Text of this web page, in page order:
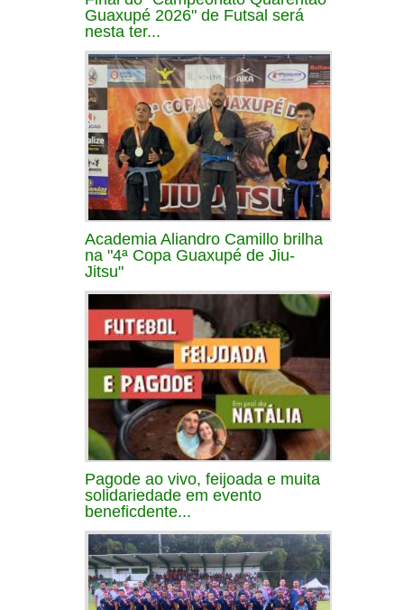
Guaxupé 2026" de Futsal será
nesta ter...
Academia Aliandro Camillo brilha
na "4ª Copa Guaxupé de Jiu-
Jitsu"
Pagode ao vivo, feijoada e muita
solidariedade em evento
beneficdente...